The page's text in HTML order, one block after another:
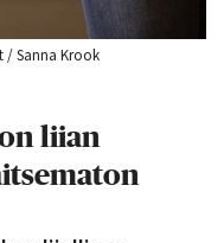
/ Sanna Krook
liian